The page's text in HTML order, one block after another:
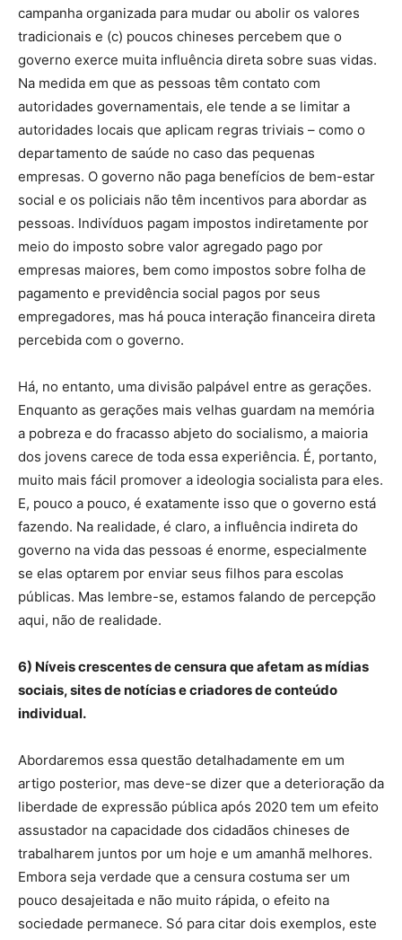
campanha organizada para mudar ou abolir os valores
tradicionais e (c) poucos chineses percebem que o
governo exerce muita influência direta sobre suas vidas.
Na medida em que as pessoas têm contato com
autoridades governamentais, ele tende a se limitar a
autoridades locais que aplicam regras triviais – como o
departamento de saúde no caso das pequenas
empresas. O governo não paga benefícios de bem-estar
social e os policiais não têm incentivos para abordar as
pessoas. Indivíduos pagam impostos indiretamente por
meio do imposto sobre valor agregado pago por
empresas maiores, bem como impostos sobre folha de
pagamento e previdência social pagos por seus
empregadores, mas há pouca interação financeira direta
percebida com o governo.
Há, no entanto, uma divisão palpável entre as gerações.
Enquanto as gerações mais velhas guardam na memória
a pobreza e do fracasso abjeto do socialismo, a maioria
dos jovens carece de toda essa experiência. É, portanto,
muito mais fácil promover a ideologia socialista para eles.
E, pouco a pouco, é exatamente isso que o governo está
fazendo. Na realidade, é claro, a influência indireta do
governo na vida das pessoas é enorme, especialmente
se elas optarem por enviar seus filhos para escolas
públicas. Mas lembre-se, estamos falando de percepção
aqui, não de realidade.
6) Níveis crescentes de censura que afetam as mídias
sociais, sites de notícias e criadores de conteúdo
individual.
Abordaremos essa questão detalhadamente em um
artigo posterior, mas deve-se dizer que a deterioração da
liberdade de expressão pública após 2020 tem um efeito
assustador na capacidade dos cidadãos chineses de
trabalharem juntos por um hoje e um amanhã melhores.
Embora seja verdade que a censura costuma ser um
pouco desajeitada e não muito rápida, o efeito na
sociedade permanece. Só para citar dois exemplos, este